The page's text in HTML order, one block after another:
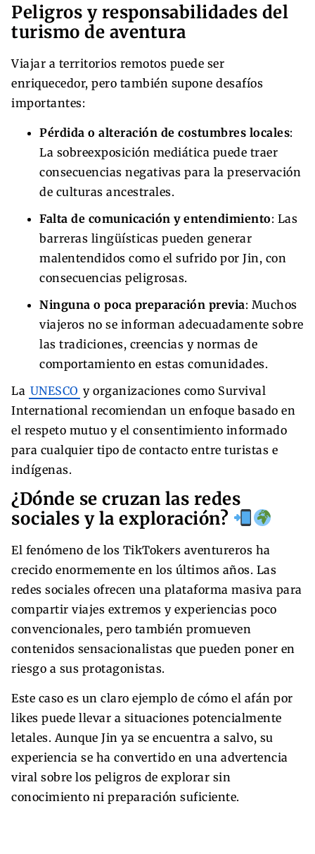
Peligros y responsabilidades del
turismo de aventura
Viajar a territorios remotos puede ser
enriquecedor, pero también supone desafíos
importantes:
Pérdida o alteración de costumbres locales:
La sobreexposición mediática puede traer
consecuencias negativas para la preservación
de culturas ancestrales.
Falta de comunicación y entendimiento: Las
barreras lingüísticas pueden generar
malentendidos como el sufrido por Jin, con
consecuencias peligrosas.
Ninguna o poca preparación previa: Muchos
viajeros no se informan adecuadamente sobre
las tradiciones, creencias y normas de
comportamiento en estas comunidades.
La UNESCO y organizaciones como Survival
International recomiendan un enfoque basado en
el respeto mutuo y el consentimiento informado
para cualquier tipo de contacto entre turistas e
indígenas.
¿Dónde se cruzan las redes
sociales y la exploración?
El fenómeno de los TikTokers aventureros ha
crecido enormemente en los últimos años. Las
redes sociales ofrecen una plataforma masiva para
compartir viajes extremos y experiencias poco
convencionales, pero también promueven
contenidos sensacionalistas que pueden poner en
riesgo a sus protagonistas.
Este caso es un claro ejemplo de cómo el afán por
likes puede llevar a situaciones potencialmente
letales. Aunque Jin ya se encuentra a salvo, su
experiencia se ha convertido en una advertencia
viral sobre los peligros de explorar sin
conocimiento ni preparación suficiente.